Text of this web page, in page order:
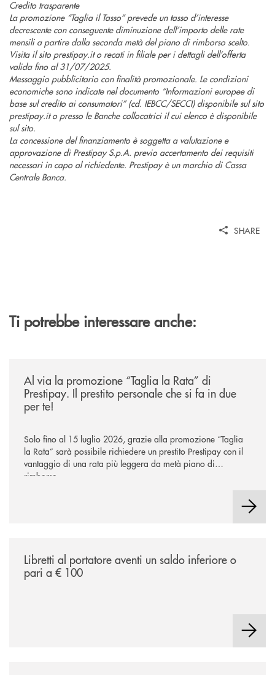
Credito trasparente
La promozione “Taglia il Tasso” prevede un tasso d’interesse
decrescente con conseguente diminuzione dell’importo delle rate
mensili a partire dalla seconda metà del piano di rimborso scelto.
Visita il sito prestipay.it o recati in filiale per i dettagli dell’offerta
valida fino al 31/07/2025.
Messaggio pubblicitario con finalità promozionale. Le condizioni
economiche sono indicate nel documento “Informazioni europee di
base sul credito ai consumatori” (cd. IEBCC/SECCI) disponibile sul sito
prestipay.it o presso le Banche collocatrici il cui elenco è disponibile
sul sito.
La concessione del finanziamento è soggetta a valutazione e
approvazione di Prestipay S.p.A. previo accertamento dei requisiti
necessari in capo al richiedente. Prestipay è un marchio di Cassa
Centrale Banca.
SHARE
Ti potrebbe interessare anche:
Al via la promozione “Taglia la Rata” di
Prestipay. Il prestito personale che si fa in due
per te!
Solo fino al 15 luglio 2026, grazie alla promozione “Taglia
la Rata” sarà possibile richiedere un prestito Prestipay con il
vantaggio di una rata più leggera da metà piano di
rimborso.
Libretti al portatore aventi un saldo inferiore o
pari a € 100